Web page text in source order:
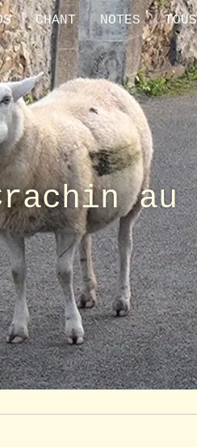
CHANT NOTES
au